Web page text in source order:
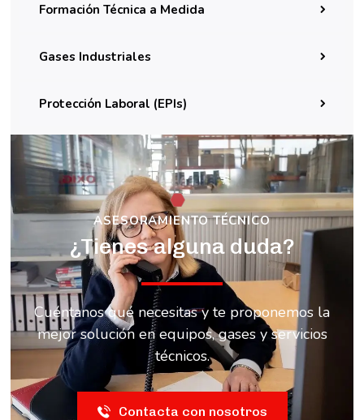
Formación Técnica a Medida
Gases Industriales
Protección Laboral (EPIs)
ASESORAMIENTO TÉCNICO
¿Tienes alguna duda?
Cuéntanos qué necesitas y te proponemos la
mejor solución en equipos, gases y servicios
técnicos.
Contacta con nosotros